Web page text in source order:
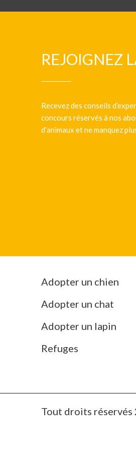
REJOIGNEZ
Recevez des conseils
concours réservés à nos
d’animaux et ne manquez
Adopter un chien
Adopter un chat
Adopter un lapin
Refuges
Tout droits réservés